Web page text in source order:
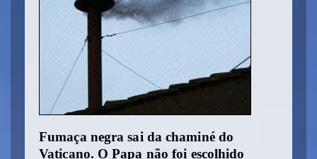
Fumaça negra sai da chaminé do
Vaticano. O Papa não foi escolhido